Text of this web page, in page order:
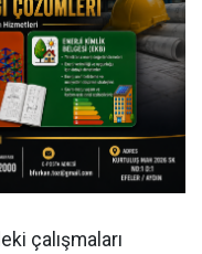
çalışmaları